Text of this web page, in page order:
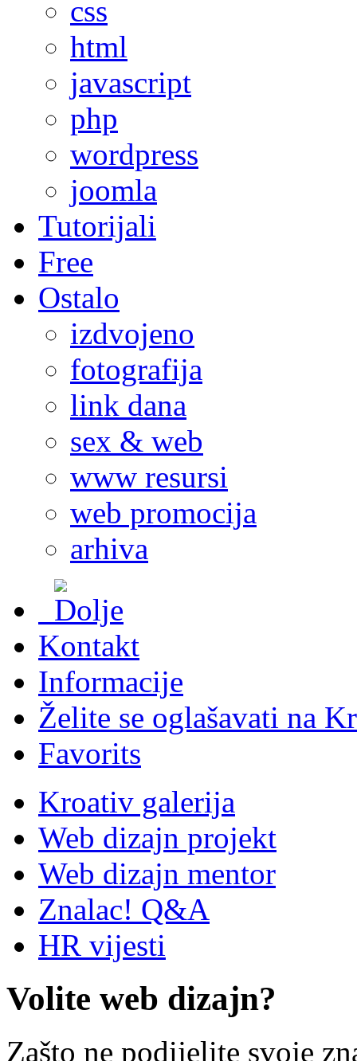
css
html
javascript
php
wordpress
joomla
Tutorijali
Free
Ostalo
izdvojeno
fotografija
link dana
sex & web
www resursi
web promocija
arhiva
Kontakt
Informacije
Želite se oglašavati na
Favorits
Kroativ galerija
Web dizajn projekt
Web dizajn mentor
Znalac! Q&A
HR vijesti
Volite web dizajn?
Zašto ne podijelite svoje